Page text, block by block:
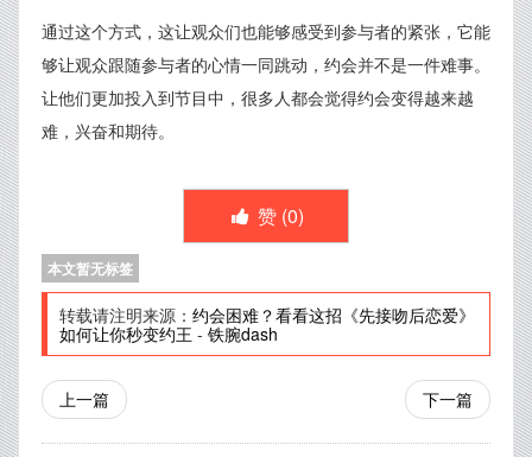
通过这个方式，这让观众们也能够感受到参与者的紧张，它能
够让观众跟随参与者的心情一同跳动，约会并不是一件难事。
让他们更加投入到节目中，很多人都会觉得约会变得越来越
难，兴奋和期待。
赞 (0)
本文暂无标签
转载请注明来源： 约会困难？看看这招《先接吻后恋爱》
如何让你秒变约王 - 铁腕dash
上一篇 下一篇